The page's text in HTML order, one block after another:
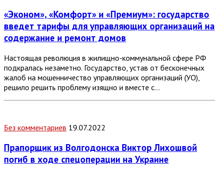
«Эконом», «Комфорт» и «Премиум»: государство
введет тарифы для управляющих организаций на
содержание и ремонт домов
Настоящая революция в жилищно-коммунальной сфере РФ
подкралась незаметно. Государство, устав от бесконечных
жалоб на мошенничество управляющих организаций (УО),
решило решить проблему изящно и вместе с…
Без комментариев 19.07.2022
Прапорщик из Волгодонска Виктор Лихошвой
погиб в ходе спецоперации на Украине